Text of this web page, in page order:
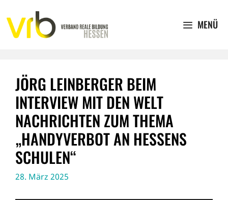
Inhalt
springen
MENÜ
JÖRG LEINBERGER BEIM
INTERVIEW MIT DEN WELT
NACHRICHTEN ZUM THEMA
„HANDYVERBOT AN HESSENS
SCHULEN“
28. März 2025